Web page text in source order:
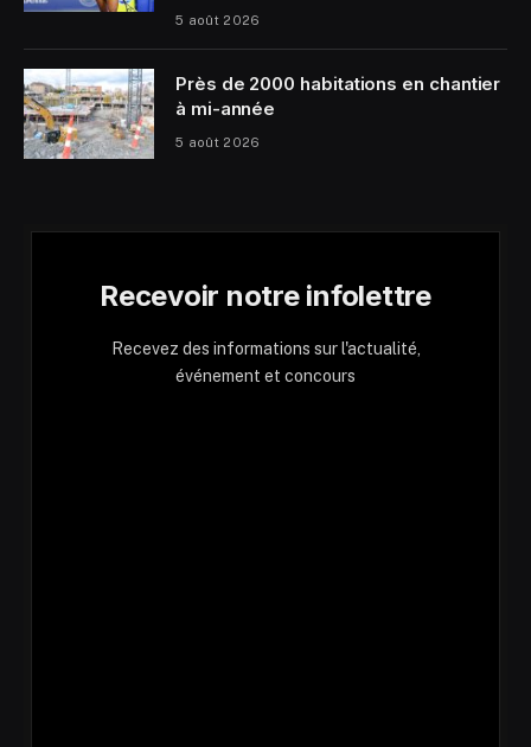
5 août 2026
Près de 2000 habitations en chantier
à mi-année
5 août 2026
Recevoir notre infolettre
Recevez des informations sur l'actualité,
événement et concours